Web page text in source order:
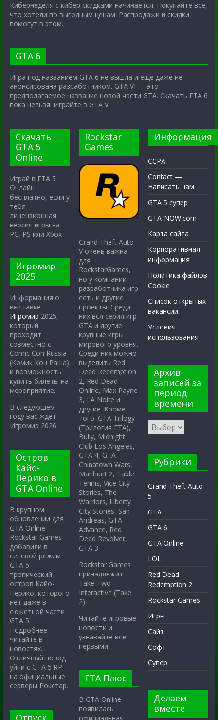
Кибернеделя с кибер скидками начинается. Покупайте всё,
что хотели по выгодным ценам. Распродажи и скидки
помогут в этом.
GTA 6
Игра под названием GTA 6 не вышла и ещё даже не
анонсирована разработчиком. GTA VI — это
предполагаемое название новой части GTA. Скачать ГТА 6
пока нельзя. Играйте в GTA V.
Скачать
GTA 5
Online
Играй в ГТА 5
Онлайн
бесплатно, если у
тебя
лицензионная
версия игры на
PC, PS или Xbox
Игромир
2025
Информация о
выставке
Игромир 2025,
который
проходит
совместно с
Comic Con Russia
(Комик Кон Раша)
и возможность
купить билеты на
мероприятие.
В следующем
году вас ждёт
Игромир 2026
Остров
Кайо-
Перико в
GTA Online
В крупном
обновлении для
GTA Online
Rockstar Games
добавили в
сетевой режим
GTA 5
тропический
остров Кайо-
Перико, которого
нет даже в
сюжетной части
GTA 5.
Подробнее
читайте в
новостях.
Отличный повод
уйти с GTA 5 RP
на официальные
серверы Рокстар.
Rockstar
Games
Grand Theft Auto
V очень важна
для
RockstarGames,
но у компании
разработчика игр
есть и другие
проекты. Среди
них вся серия игр
GTA и другие
крупные игры
мирового уровня.
Среди них можно
выделить Red
Dead Redemption
2, Red Dead
Online, Max Payne
3, LA Noire и
другие. Кроме
того: GTA Trilogy
(Трилогия ГТА),
Bully, Midnight
Club Los Angeles,
GTA 4, GTA
Chinatown Wars,
Manhunt 2, Table
Tennis, Vice City
Stories, The
Warriors, Liberty
City Stories, San
Andreas, GTA
Advance, Red
Dead Revolver,
GTA 3.
Rockstar Games
принадлежит
Take-Two
Interactive (Take
2).
Читайте игровые
новости и
узнавайте всё
первыми.
ГТА Плюс
В GTA Online
появилась
официальная
Информация
CCPA
Contact —
Написать нам
GTA 5 супер
GTA-NOW.com
Карта сайта
Корпоративная
информация
Политика файлов
Cookie
Список открытых
вакансий
Условия
использования
Архив
записей за
период
времени
Рубрики
Grand Theft Auto
5
GTA
GTA 6
GTA Online
LOL
Red Dead
Redemption 2
Rockstar Games
Игры
Сайт
Софт
Супер
Делаем
вместе